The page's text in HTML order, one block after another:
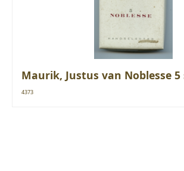
Maurik, Justus van Noblesse 5
4373